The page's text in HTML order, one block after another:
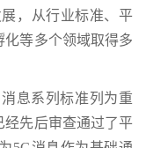
，从行业标准、平
化等多个领域取得多
息系列标准列为重
经先后审查通过了平